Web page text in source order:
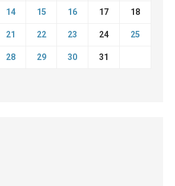
14 15 16 17 18
21 22 23 24 25
28 29 30 31